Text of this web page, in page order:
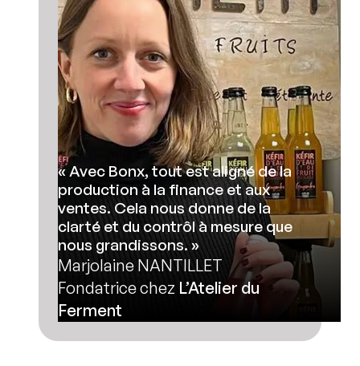
« Avec Bonx, tout est aligné de la
production à la finance et aux
ventes. Cela nous donne de la
clarté et du contrôl à mesure que
nous grandissons. »
Marjolaine NANTILLET
Fondatrice chez L’Atelier du
Ferment